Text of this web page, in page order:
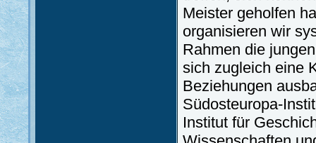
Meister geholfen
organisieren wir
Rahmen die
sich zugleich eine
Beziehungen
Südosteuropa-
Institut für